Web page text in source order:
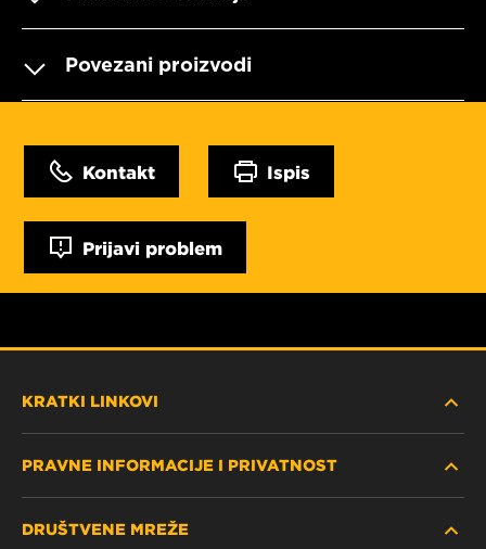
Povezani proizvodi
Kontakt Ispis
Prijavi problem
KRATKI LINKOVI
GDJE KUPITI
PRAVNE INFORMACIJE I PRIVATNOST
DRUŠTVENE MREŽE